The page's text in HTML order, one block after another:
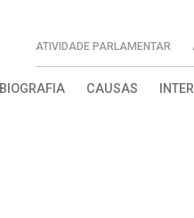
ATIVIDADE PARLAMENTAR
BIOGRAFIA CAUSAS